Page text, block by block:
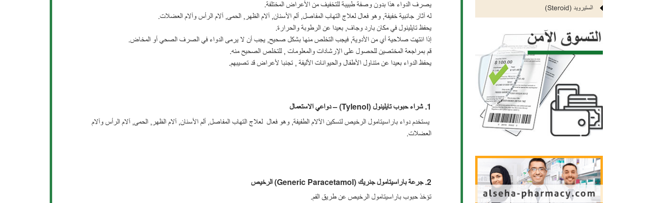
الستيرويد (Steroid)
يصرف الدواء هذا بدون وصفة طبيبة للتخفيف من الأعراض المختلفة.
له آثار جانبية خفيفة, وهو فعال لعلاج التهاب المفاصل, ألم الأسنان, آلام الظهر, الحمى, آلام الرأس وآلام العضلات.
يحفظ تايلينول في مكان بارد وجاف, بعيدا عن الرطوبة والحرارة.
إذا انتهت صلاحية أي من الأدوية, فيجب التخلص منها بشكل صحيح, يجب أن لا يرمى الدواء في الصرف الصحي أو المخاض.
قم بمراجعة المختصين للحصول على الإرشادات والمعلومات , للتخلص الصحيح منه.
يحفظ الدواء بعيدا عن متناول الأطفال والحيوانات الأليفة , تجنبا لأعراض قد تصيبهم.
1. شراء حبوب تايلينول(Tylenol)
–دواعي الاستعمال
يستخدم دواء باراسيتامول الرخيص لتسكين الآلام الطفيفة, وهو فعال لعلاج التهاب المفاصل, ألم الأسنان, آلام الظهر, الحمى, آلام الرأس وآلام
العضلات.
2. جرعةباراسيتامول جنريك(Generic Paracetamol) الرخيص
تؤخذ حبوب باراسيتامول الرخيص عن طريق الفم.